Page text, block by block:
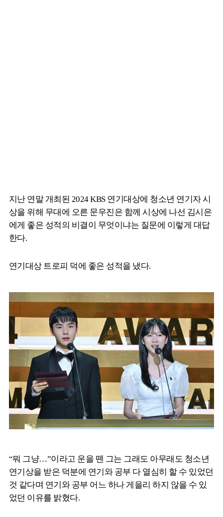
지난 연말 개최된 2024 KBS 연기대상에 청소년 연기자 시
상을 위해 무대에 오른 문우진은 함께 시상에 나선 김시은
에게 좋은 성적의 비결이 무엇이냐는 질문에 이렇게 대답
한다.
연기대상 트로피 덕에 좋은 성적을 냈다.
“뭐 그냥…”이라고 운을 뗀 그는 그래도 아무래도 청소년
연기상을 받은 덕분에 연기와 공부 다 열심히 할 수 있었던
것 같다며 연기와 공부 어느 하나 게을리 하지 않을 수 있
었던 이유를 밝혔다.